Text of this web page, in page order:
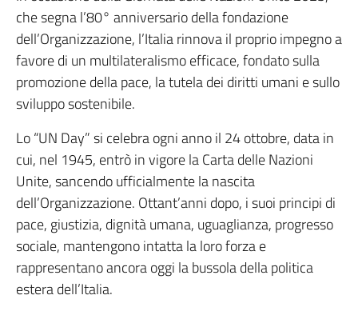
che segna l’80° anniversario della fondazione
dell’Organizzazione, l’Italia rinnova il proprio impegno a
favore di un multilateralismo efficace, fondato sulla
promozione della pace, la tutela dei diritti umani e sullo
sviluppo sostenibile.
Lo “UN Day” si celebra ogni anno il 24 ottobre, data in
cui, nel 1945, entrò in vigore la Carta delle Nazioni
Unite, sancendo ufficialmente la nascita
dell’Organizzazione. Ottant’anni dopo, i suoi principi di
pace, giustizia, dignità umana, uguaglianza, progresso
sociale, mantengono intatta la loro forza e
rappresentano ancora oggi la bussola della politica
estera dell’Italia.